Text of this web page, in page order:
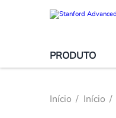
PRODUTO
Início Início